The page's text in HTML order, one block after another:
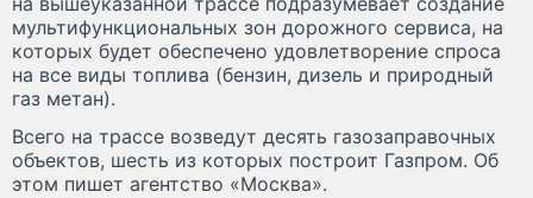
мультифункциональных зон дорожного сервиса, на
которых будет обеспечено удовлетворение спроса
на все виды топлива (бензин, дизель и природный
газ метан).
Всего на трассе возведут десять газозаправочных
объектов, шесть из которых построит Газпром. Об
этом пишет агентство «Москва».